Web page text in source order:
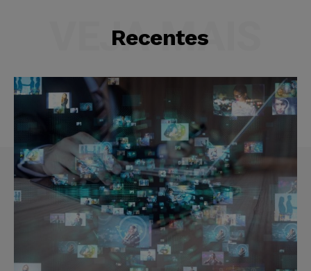
Recentes
VEJA MAIS